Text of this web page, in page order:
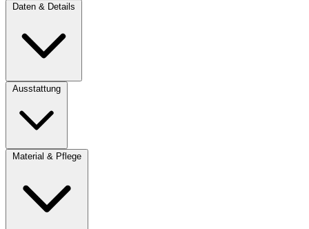
Daten & Details
Ausstattung
Material & Pflege